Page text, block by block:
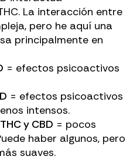
La interacción entre
pero he aquí una
principalmente en
= efectos psicoactivos
= efectos psicoactivos
intensos.
y CBD = pocos
haber algunos, pero
suaves.